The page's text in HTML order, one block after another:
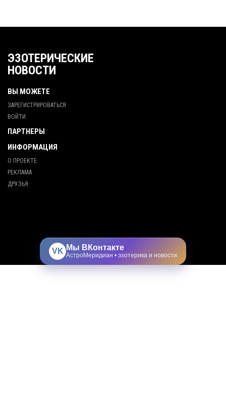
ЭЗОТЕРИЧЕСКИЕ
НОВОСТИ
ВЫ МОЖЕТЕ
ЗАРЕГИСТРИРОВАТЬСЯ
ВОЙТИ
ПАРТНЕРЫ
ИНФОРМАЦИЯ
О ПРОЕКТЕ
РЕКЛАМА
ДРУЗЬЯ
VK Мы ВКонтакте
АстроМеридиан • эзотерика и новости